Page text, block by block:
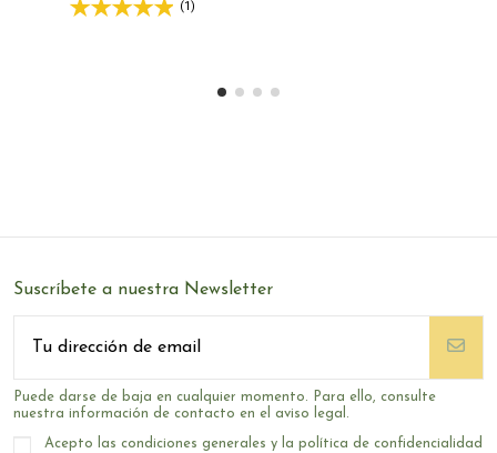
(1)
Suscríbete a nuestra Newsletter
Puede darse de baja en cualquier momento. Para ello, consulte
nuestra información de contacto en el aviso legal.
Acepto las condiciones generales y la política de confidencialidad